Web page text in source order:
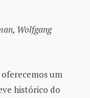
Wolfgang
um
histórico do